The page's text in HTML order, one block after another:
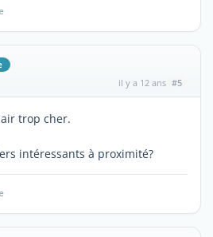
il y a 12 ans #5
trop cher.
intéressants à proximité?